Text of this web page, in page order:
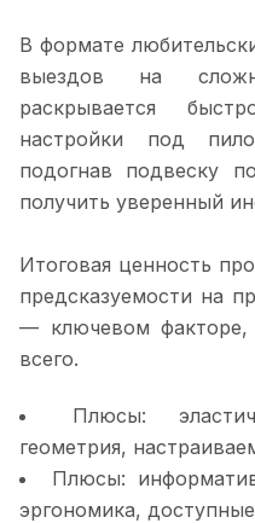
В формате
выездов на
раскрывается
настройки под
подогнав подвеску
получить уверенный
Итоговая ценность
предсказуемости на
— ключевом факторе,
всего.
Плюсы:
геометрия,
Плюсы:
эргономика,